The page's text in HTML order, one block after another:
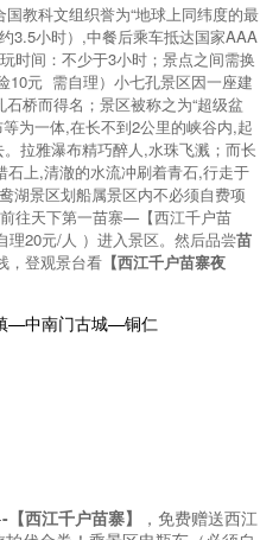
教科文组织誉为“地球上同纬度的最
3.5小时）,中餐后乘车抵达国家AAA
玩时间：不少于3小时；景点之间需换
10元 需自理）小七孔景区因一座建
桥而得名；景区被称之为“超级盆
为一体,在长不到2公里的峡谷内,起
拉雅瀑布精巧醉人,水珠飞溅；而长
石上,清澈的水流冲刷着青石,行走于
湖景区划船属景区内不必须自费项
往天下第一苗寨—【西江千户苗
理20元/人 ）进入景区。然后品尝苗
，登观景台看 【西江千户苗寨夜
—中南门古城—铜仁
-【西江千户苗寨】
，免费赠送西江